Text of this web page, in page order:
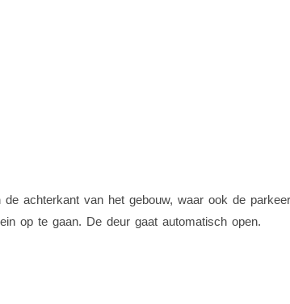
achterkant van het gebouw, waar ook de
op te gaan. De deur gaat automatisch open.